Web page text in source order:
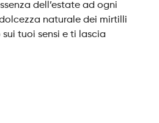
dell’estate ad ogni
naturale dei mirtilli
tuoi sensi e ti lascia